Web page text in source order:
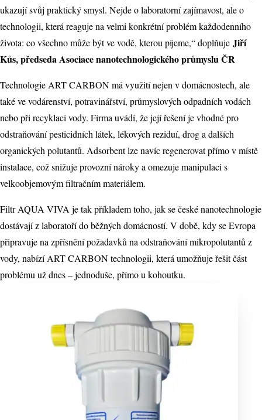
ukazují svůj praktický smysl. Nejde o laboratorní zajímavost, ale o
technologii, která reaguje na velmi konkrétní problém každodenního
života: co všechno může být ve vodě, kterou pijeme,“ doplňuje Jiří
Kůs, předseda Asociace nanotechnologického průmyslu ČR
Technologie ART CARBON má využití nejen v domácnostech, ale
také ve vodárenství, potravinářství, průmyslových odpadních vodách
nebo při recyklaci vody. Firma uvádí, že její řešení je vhodné pro
odstraňování pesticidních látek, lékových reziduí, drog a dalších
organických polutantů. Adsorbent lze navíc regenerovat přímo v místě
instalace, což snižuje provozní nároky a omezuje manipulaci s
velkoobjemovým filtračním materiálem.
Filtr AQUA VIVA je tak příkladem toho, jak se české nanotechnologie
dostávají z laboratoří do běžných domácností. V době, kdy se Evropa
připravuje na zpřísnění požadavků na odstraňování mikropolutantů z
vody, nabízí ART CARBON technologii, která umožňuje řešit část
problému už dnes – jednoduše, přímo u kohoutku.